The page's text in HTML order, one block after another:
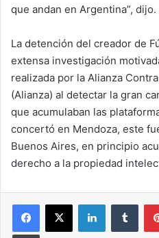
que andan en Argentina”, dijo.
La detención del creador de
extensa investigación
realizada por la Alianza
(Alianza) al detectar la gran
que acumulaban las
concertó en Mendoza, este
Buenos Aires, en principio
derecho a la propiedad